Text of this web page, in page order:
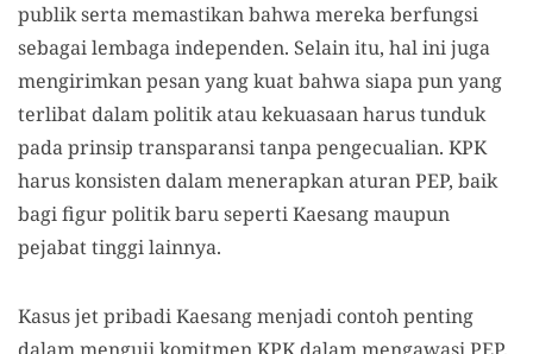
publik serta memastikan bahwa mereka berfungsi
sebagai lembaga independen. Selain itu, hal ini juga
mengirimkan pesan yang kuat bahwa siapa pun yang
terlibat dalam politik atau kekuasaan harus tunduk
pada prinsip transparansi tanpa pengecualian. KPK
harus konsisten dalam menerapkan aturan PEP, baik
bagi figur politik baru seperti Kaesang maupun
pejabat tinggi lainnya.
Kasus jet pribadi Kaesang menjadi contoh penting